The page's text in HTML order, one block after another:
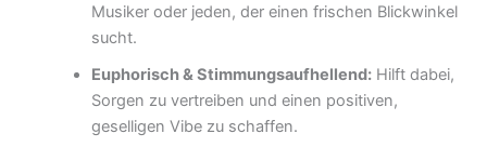
Musiker oder jeden, der einen frischen Blickwinkel
sucht.
Euphorisch & Stimmungsaufhellend:Hilft dabei,
Sorgen zu vertreiben und einen positiven,
geselligen Vibe zu schaffen.